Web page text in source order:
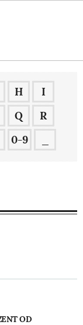
H
I
Q
R
0-9
OD